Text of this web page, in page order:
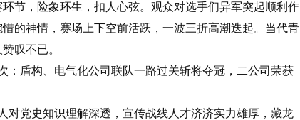
节，险象环生，扣人心弦。观众对选手们异军突起顺利作
的神情，赛场上下空前活跃，一波三折高潮迭起。当代青
叹不已。
：盾构、电气化公司联队一路过关斩将夺冠，二公司荣获
对党史知识理解深透，宣传战线人才济济实力雄厚，藏龙